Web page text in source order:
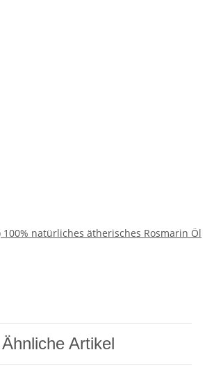
100% natürliches ätherisches Rosmarin Öl
Ähnliche Artikel